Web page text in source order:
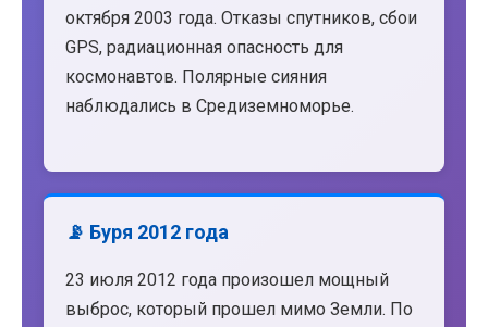
октября 2003 года. Отказы спутников, сбои
GPS, радиационная опасность для
космонавтов. Полярные сияния
наблюдались в Средиземноморье.
📡 Буря 2012 года
23 июля 2012 года произошел мощный
выброс, который прошел мимо Земли. По